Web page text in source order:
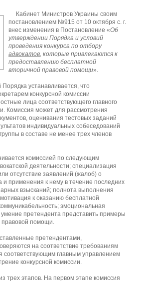
Кабинет Министров Украины своим
постановлением №915 от 10 октября с. г.
внес изменения в Постановление «Об
утверждении Порядка и условий
проведения конкурса по отбору
адвокатов, которые привлекаются к
предоставлению бесплатной
вторичной правовой помощи».
устанавливается, что
конкурсной комиссии
лица соответствующего главного
Комиссия может для рассмотрения
оценивания тестовых заданий
индивидуальных собеседований
в составе не менее трех членов
комиссией по следующим
деятельности; специализация
отсутствие заявлений (жалоб) о
и применения к нему в течение последних
взысканий; полнота выполнения
к оказанию бесплатной
эмоциональная
претендента представить примеры
правовой помощи.
претендентами,
на соответствие требованиям
соответствующим главным управлением
конкурсной комиссии.
трех этапов. На первом этапе комиссия